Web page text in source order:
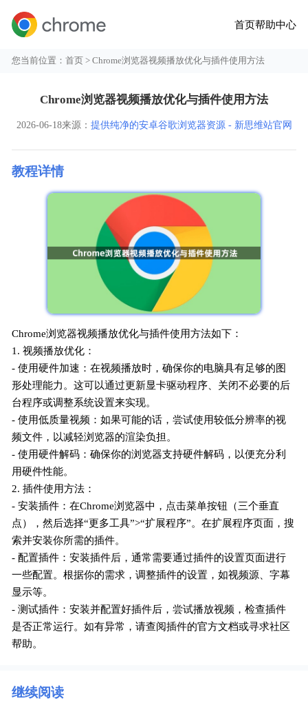
首页帮助中心
您当前位置：首页 > Chrome浏览器视频播放优化与插件使用方法
Chrome浏览器视频播放优化与插件使用方法
2026-06-18来源： 提供纯净的安卓谷歌浏览器资源 - 新思维站官网
教程详情
Chrome浏览器视频播放优化与插件使用方法如下：
1. 视频播放优化：
- 使用硬件加速：在视频播放时，确保你的电脑具有足够的图
形处理能力。这可以通过更新显卡驱动程序、关闭不必要的后
台程序或调整系统设置来实现。
- 使用低质量视频：如果可能的话，尝试使用较低分辨率的视
频文件，以减轻浏览器的渲染负担。
- 使用硬件解码：确保你的浏览器支持硬件解码，以便充分利
用硬件性能。
2. 插件使用方法：
- 安装插件：在Chrome浏览器中，点击菜单按钮（三个垂直
点），然后选择“更多工具”>“扩展程序”。在扩展程序页面，搜
索并安装你所需的插件。
- 配置插件：安装插件后，通常需要通过插件的设置页面进行
一些配置。根据你的需求，调整插件的设置，如视频源、字幕
显示等。
- 测试插件：安装并配置好插件后，尝试播放视频，检查插件
是否正常运行。如有异常，请查阅插件的官方文档或寻求社区
帮助。
继续阅读